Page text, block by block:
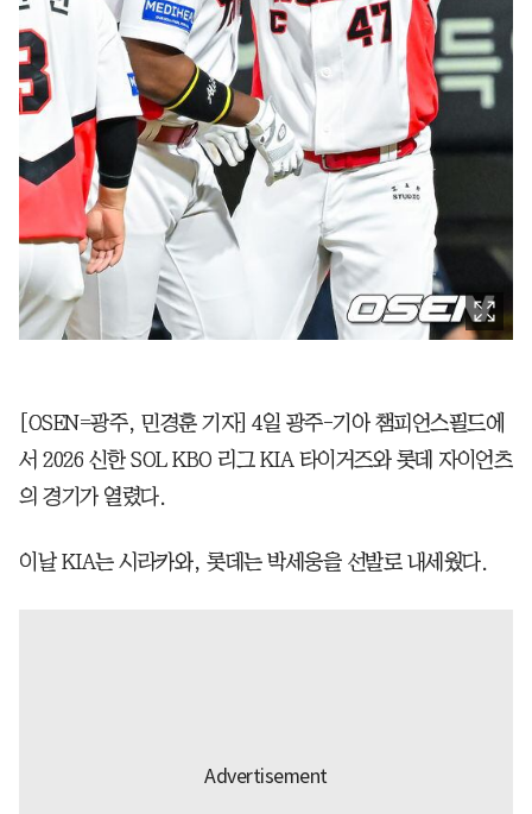
[OSEN=광주, 민경훈 기자] 4일 광주-기아 챔피언스필드에
서 2026 신한 SOL KBO 리그 KIA 타이거즈와 롯데 자이언츠
의 경기가 열렸다.
이날 KIA는 시라카와, 롯데는 박세웅을 선발로 내세웠다.